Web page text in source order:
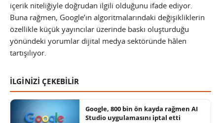
içerik niteliğiyle doğrudan ilgili olduğunu ifade ediyor.
Buna rağmen, Google’ın algoritmalarındaki değişikliklerin
özellikle küçük yayıncılar üzerinde baskı oluşturduğu
yönündeki yorumlar dijital medya sektöründe hâlen
tartışılıyor.
İLGİNİZİ ÇEKEBİLİR
Google, 800 bin ön kayda rağmen AI
Studio uygulamasını iptal etti